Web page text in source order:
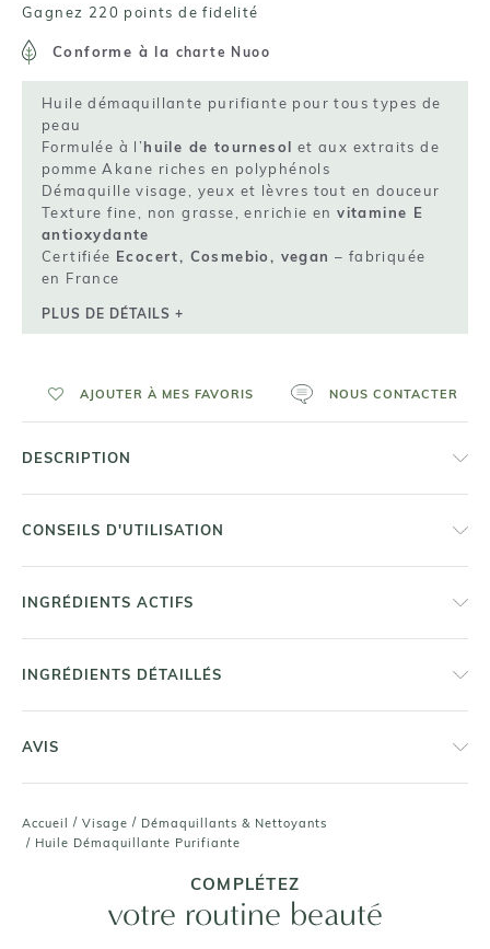
Accueil / Visage / Démaquillants & Nettoyants
/ Huile Démaquillante Purifiante
Gagnez 220 points de fidelité
Conforme à la charte Nuoo
Huile démaquillante purifiante pour tous types de
peau
Formulée à l’huile de tournesol et aux extraits de
pomme Akane riches en polyphénols
Démaquille visage, yeux et lèvres tout en douceur
Texture fine, non grasse, enrichie envitamine E
antioxydante
Certifiée Ecocert, Cosmebio, vegan – fabriquée
en France
PLUS DE DÉTAILS +
AJOUTER À MES FAVORIS NOUS CONTACTER
DESCRIPTION
CONSEILS D'UTILISATION
INGRÉDIENTS ACTIFS
INGRÉDIENTS DÉTAILLÉS
AVIS
COMPLÉTEZ
votre routine beauté